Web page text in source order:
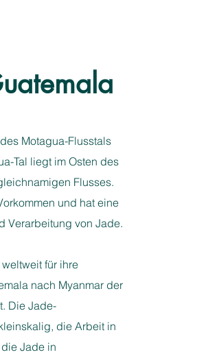
Motagua-Flusstals
Tal liegt im Osten des
Flusses.
und hat eine
Verarbeitung von Jade.
für ihre
nach Myanmar der
Die Jade-
die Arbeit in
Jade in